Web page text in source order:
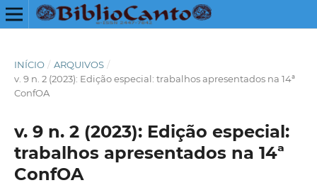
INÍCIO / ARQUIVOS /
v. 9 n. 2 (2023): Edição especial: trabalhos apresentados na 14ª
ConfOA
v. 9 n. 2 (2023): Edição especial:
trabalhos apresentados na 14ª
ConfOA